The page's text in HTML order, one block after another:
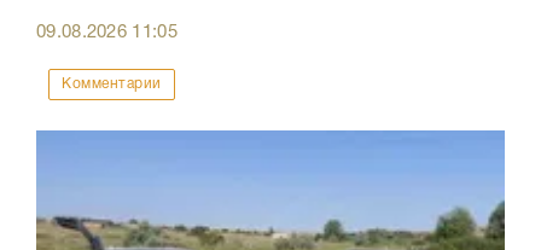
09.08.2026 11:05
Комментарии